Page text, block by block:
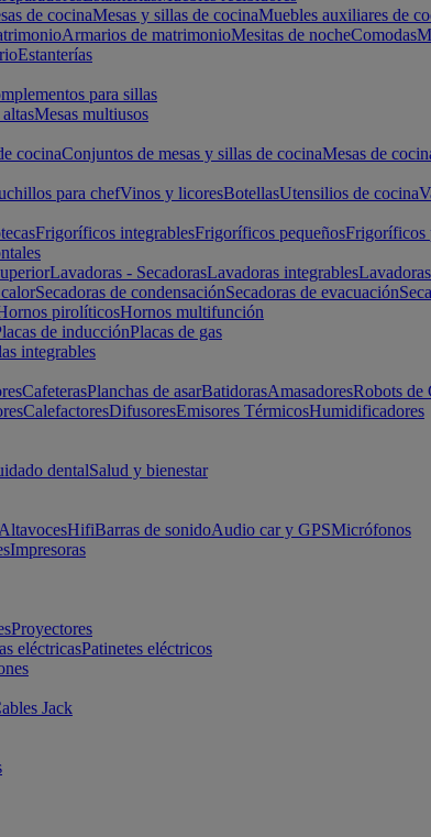
de cocinaMesas y sillas de cocinaMuebles auxiliares de
Armarios de matrimonioMesitas de nocheComodas
Estanterías
para sillas
Mesas multiusos
cocinaConjuntos de mesas y sillas de cocinaMesas de
para chefVinos y licoresBotellasUtensilios de cocina
Frigoríficos integrablesFrigoríficos pequeñosFrigoríficos
Lavadoras - SecadorasLavadoras integrables
Secadoras de condensaciónSecadoras de evacuación
pirolíticosHornos multifunción
de inducciónPlacas de gas
integrables
CafeterasPlanchas de asarBatidorasAmasadoresRobots de
CalefactoresDifusoresEmisores TérmicosHumidificadores
dentalSalud y bienestar
AltavocesHifiBarras de sonidoAudio car y GPSMicrófonos
Impresoras
Proyectores
eléctricasPatinetes eléctricos
Jack